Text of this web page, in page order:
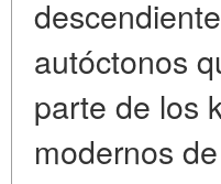
autóctonos
parte de los
modernos